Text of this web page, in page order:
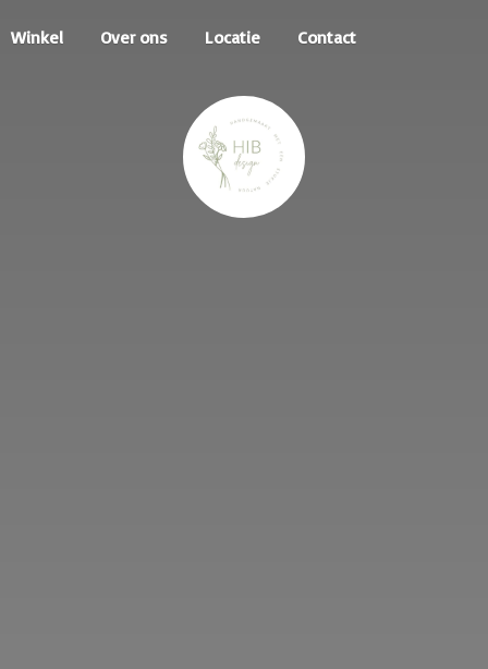
Winkel Over ons Locatie Contact